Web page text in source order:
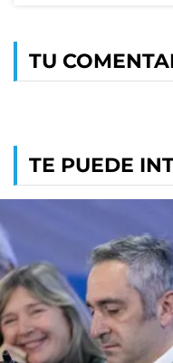
TU
TE PUEDE